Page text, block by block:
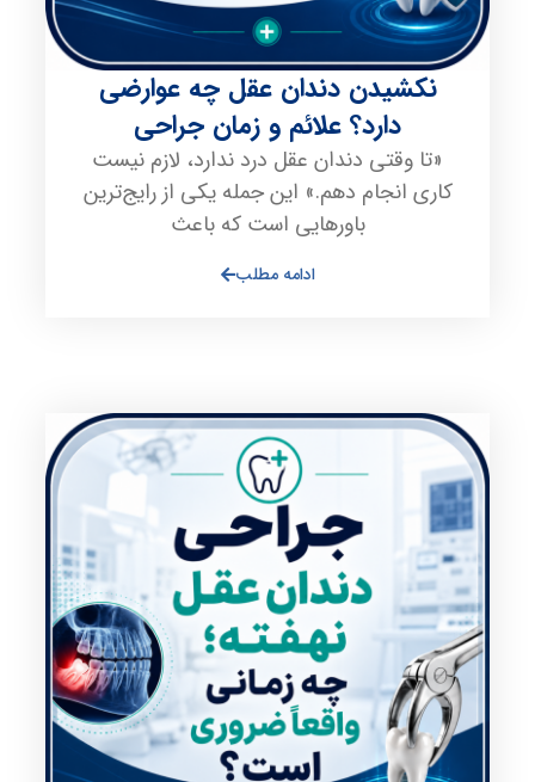
نکشیدن دندان عقل چه عوارضی
دارد؟ علائم و زمان جراحی
«تا وقتی دندان عقل درد ندارد، لازم نیست
کاری انجام دهم.» این جمله یکی از رایج‌ترین
باورهایی است که باعث
ادامه مطلب